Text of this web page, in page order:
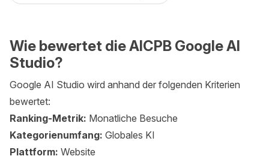
Wie bewertet die AICPB Google AI
Studio?
Google AI Studio wird anhand der folgenden Kriterien
bewertet:
Ranking-Metrik: Monatliche Besuche
Kategorienumfang: Globales KI
Plattform: Website